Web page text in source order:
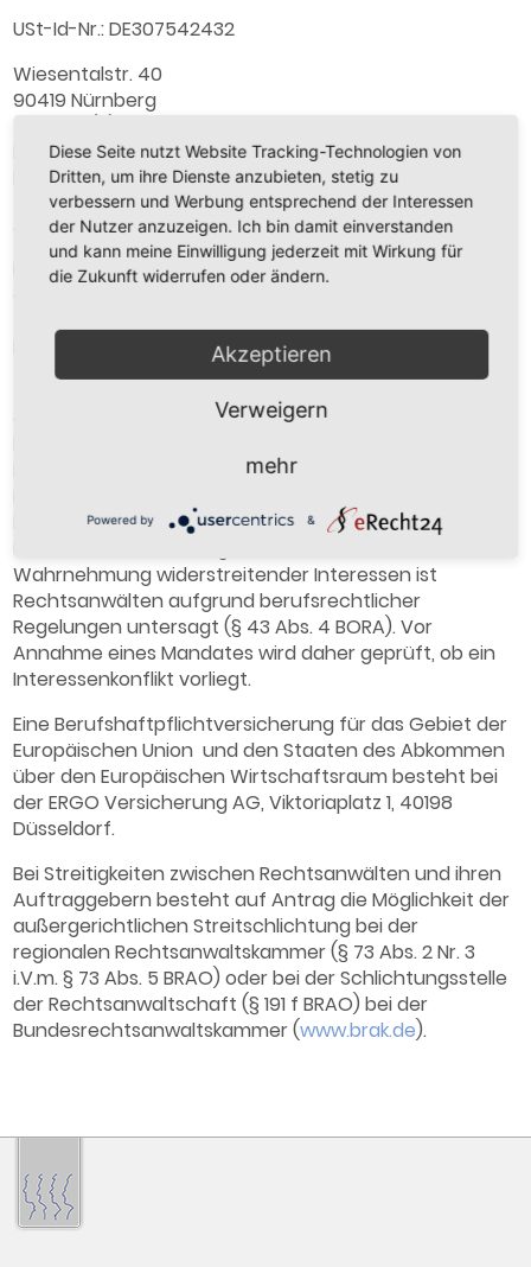
USt-Id-Nr.: DE307542432
Wiesentalstr. 40
90419 Nürnberg
Fax +49 (0) 911 / 810068-99
E-Mail:kanzlei@mbsv-rechtsanwaelte.de
Amtsgericht Nürnberg PR 252
Die Rechtsanwälte der Kanzlei sind nach dem Recht
Nürnberg, Fürther Str. 115, 90429 Nürnberg.
gehören die Bundesrechtsanwaltsordnung (BRAO), die
Rechtsanwaltsvergütungsgesetz (RVG), die
Rechtsanwälte der Europäischen Union (CCBE), die
Wahrnehmung widerstreitender Interessen ist
Rechtsanwälten aufgrund berufsrechtlicher
Regelungen untersagt (§ 43 Abs. 4 BORA). Vor
Annahme eines Mandates wird daher geprüft, ob ein
Interessenkonflikt vorliegt.
Eine Berufshaftpflichtversicherung für das Gebiet der
Europäischen Union und den Staaten des Abkommen
über den Europäischen Wirtschaftsraum besteht bei
der ERGO Versicherung AG, Viktoriaplatz 1, 40198
Düsseldorf.
Bei Streitigkeiten zwischen Rechtsanwälten und ihren
Auftraggebern besteht auf Antrag die Möglichkeit der
außergerichtlichen Streitschlichtung bei der
regionalen Rechtsanwaltskammer (§ 73 Abs. 2 Nr. 3
i.V.m. § 73 Abs. 5 BRAO) oder bei der Schlichtungsstelle
der Rechtsanwaltschaft (§ 191 f BRAO) bei der
Bundesrechtsanwaltskammer (www.brak.de).
Diese Seite nutzt Website Tracking-Technologien von
Dritten, um ihre Dienste anzubieten, stetig zu
verbessern und Werbung entsprechend der Interessen
der Nutzer anzuzeigen. Ich bin damit einverstanden
und kann meine Einwilligung jederzeit mit Wirkung für
die Zukunft widerrufen oder ändern.
Akzeptieren
Verweigern
mehr
Powered by &